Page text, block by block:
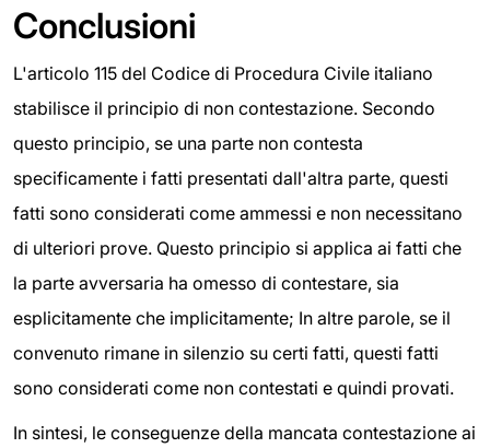
Conclusioni
L'articolo 115 del Codice di Procedura Civile italiano
stabilisce il principio di non contestazione. Secondo
questo principio, se una parte non contesta
specificamente i fatti presentati dall'altra parte, questi
fatti sono considerati come ammessi e non necessitano
di ulteriori prove. Questo principio si applica ai fatti che
la parte avversaria ha omesso di contestare, sia
esplicitamente che implicitamente; In altre parole, se il
convenuto rimane in silenzio su certi fatti, questi fatti
sono considerati come non contestati e quindi provati.
In sintesi, le conseguenze della mancata contestazione ai